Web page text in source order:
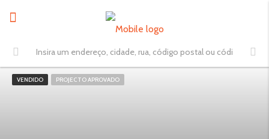
VENDIDO PROJECTO APROVADO